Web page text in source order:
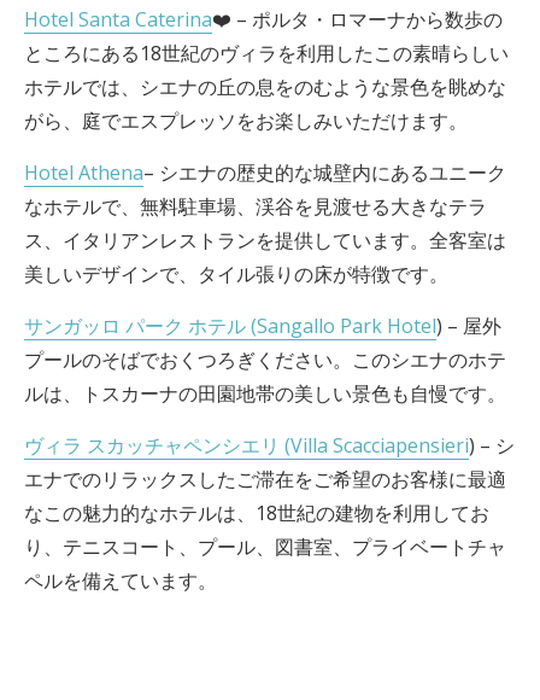
Hotel Santa Caterina❤️ – ポルタ・ロマーナから数歩の
ところにある18世紀のヴィラを利用したこの素晴らしい
ホテルでは、シエナの丘の息をのむような景色を眺めな
がら、庭でエスプレッソをお楽しみいただけます。
Hotel Athena– シエナの歴史的な城壁内にあるユニーク
なホテルで、無料駐車場、渓谷を見渡せる大きなテラ
ス、イタリアンレストランを提供しています。全客室は
美しいデザインで、タイル張りの床が特徴です。
サンガッロ パーク ホテル (Sangallo Park Hotel) – 屋外
プールのそばでおくつろぎください。このシエナのホテ
ルは、トスカーナの田園地帯の美しい景色も自慢です。
ヴィラ スカッチャペンシエリ (Villa Scacciapensieri) – シ
エナでのリラックスしたご滞在をご希望のお客様に最適
なこの魅力的なホテルは、18世紀の建物を利用してお
り、テニスコート、プール、図書室、プライベートチャ
ペルを備えています。